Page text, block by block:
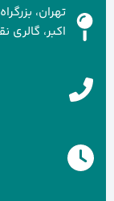
اکبر، گالری